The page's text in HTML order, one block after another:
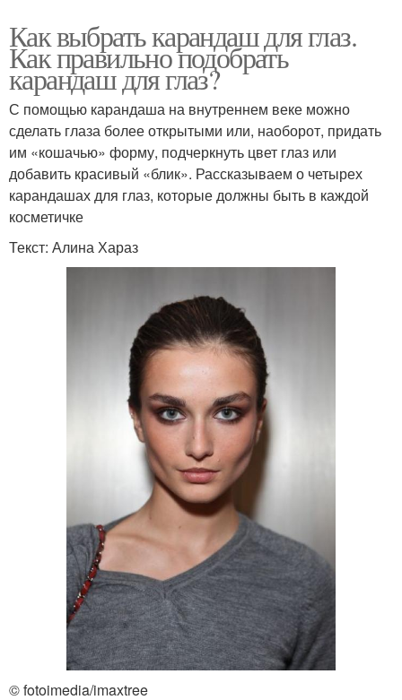
Как выбрать карандаш для глаз.
Как правильно подобрать
карандаш для глаз?
С помощью карандаша на внутреннем веке можно
сделать глаза более открытыми или, наоборот, придать
им «кошачью» форму, подчеркнуть цвет глаз или
добавить красивый «блик». Рассказываем о четырех
карандашах для глаз, которые должны быть в каждой
косметичке
Текст: Алина Хараз
© fotoimedia/imaxtree